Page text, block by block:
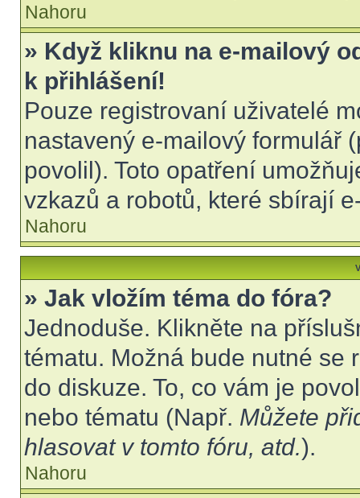
Nahoru
» Když kliknu na e-mailový
k přihlášení!
Pouze registrovaní uživatelé
nastavený e-mailový formulář
povolil). Toto opatření
vzkazů a robotů, které sbírají
Nahoru
» Jak vložím téma do fóra?
Jednoduše. Klikněte na
tématu. Možná bude nutné se
do diskuze. To, co vám je
nebo tématu (Např. Můžete
hlasovat v tomto fóru, atd.).
Nahoru